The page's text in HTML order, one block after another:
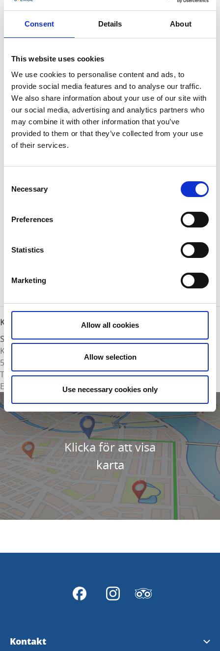
Consent Details About
This website uses cookies
We use cookies to personalise content and ads, to
provide social media features and to analyse our traffic.
We also share information about your use of our site with
our social media, advertising and analytics partners who
may combine it with other information that you’ve
provided to them or that they’ve collected from your use
of their services.
Selection
Necessary
Preferences
Statistics
Marketing
Allow all cookies
Allow selection
Use necessary cookies only
Längd:
2 stycken 10 km
Markering:
Lederna är uppmärkta i 4 olika färger
Svårighetsgrad:
Varierande
Kontaktinformation
Svenljunga Turistbyrå
Kinnagatan 2
512 51 Svenljunga
Telefon:032518150
E-post:
Skicka E-post
Klicka för att visa
karta
Kontakt